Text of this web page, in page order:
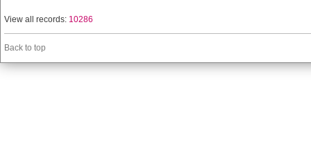
View all records: 10286
Back to top